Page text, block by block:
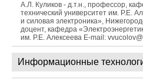
А.Л. Куликов - д.т.н., профессор,
технический университет им. Р.Е.
и силовая электроника»,
доцент, кафедра
им. Р.Е. Алексеева E-mail:
Информационные